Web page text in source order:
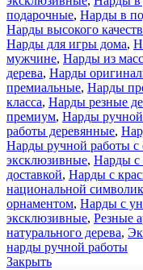
подарочные, Нарды в
Нарды высокого
Нарды для игры дома,
мужчине, Нарды из
дерева, Нарды
премиальные, Нарды
класса, Нарды резные
премиум, Нарды
работы деревянные,
Нарды ручной работы с
эксклюзивные, Нарды с
доставкой, Нарды с
национальной
орнаментом, Нарды с
эксклюзивные, Резные
натурального дерева,
нарды ручной работы
Закрыть